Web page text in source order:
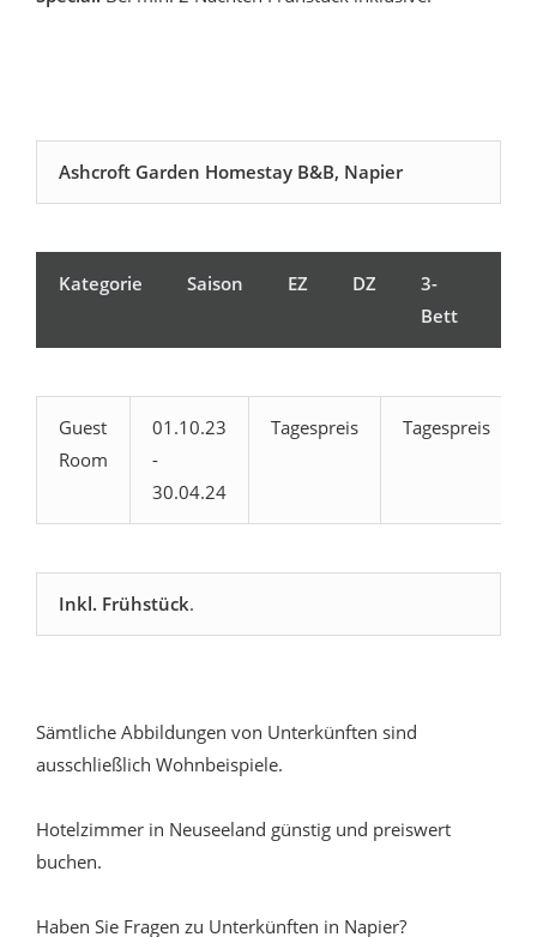
Ashcroft Garden Homestay B&B, Napier
Kategorie Saison EZ DZ
3-
Bett
Guest
Room
01.10.23
-
30.04.24
Tagespreis Tagespreis
Inkl. Frühstück.
Sämtliche Abbildungen von Unterkünften sind
ausschließlich Wohnbeispiele.
Hotelzimmer in Neuseeland günstig und preiswert
buchen.
Haben Sie Fragen zu Unterkünften in Napier?